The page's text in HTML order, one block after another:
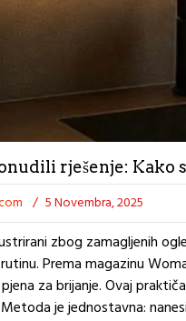
rješenje: Kako
/ 5 Novembra, 2025
zbog zamagljenih
Prema magazinu
za brijanje. Ovaj
je jednostavna: